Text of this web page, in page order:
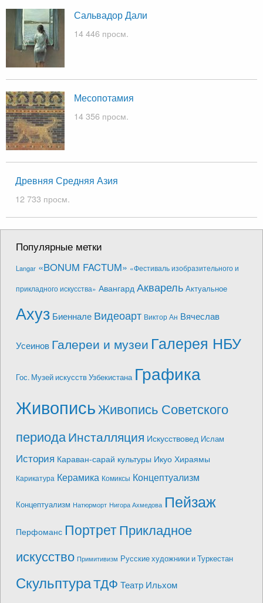
Сальвадор Дали
14 446 просм.
Месопотамия
14 356 просм.
Древняя Средняя Азия
12 733 просм.
Популярные метки
Langar «BONUM FACTUM» «Фестиваль изобразительного и
прикладного искусства» Авангард Акварель Актуальное
Ахуз Биеннале Видеоарт Виктор Ан Вячеслав
Усеинов Галереи и музеи Галерея НБУ
Гос. Музей искусств Узбекистана Графика
ЖивописьЖивопись Советского
периодаИнсталляция Искусствовед Ислам
История Караван-сарай культуры Икуо Хираямы
Карикатура Керамика Комиксы Концептуализм
Концептуализм Натюрморт Нигора Ахмедова Пейзаж
Перфоманс ПортретПрикладное
искусство Примитивизм Русские художники и Туркестан
СкульптураТДФ Театр Ильхом